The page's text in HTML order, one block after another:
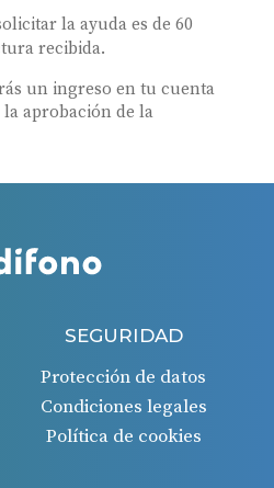
la ayuda es de 60
recibida.
un ingreso en tu cuenta
la aprobación de la
SEGURIDAD
Protección de datos
Condiciones legales
Política de cookies